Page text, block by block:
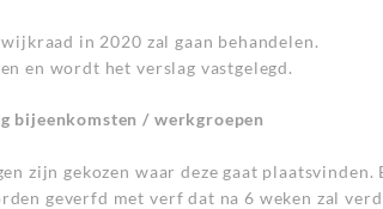
in 2020 zal gaan behandelen.
en wordt het verslag vastgelegd.
bijeenkomsten / werkgroepen
zijn gekozen waar deze gaat plaatsvinden.
geverfd met verf dat na 6 weken zal